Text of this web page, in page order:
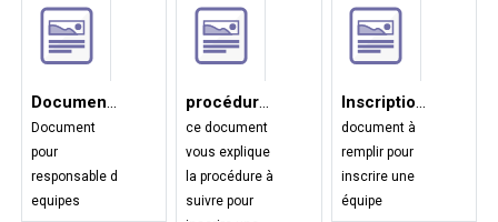
Document pour responsable d equipes
Document
pour
responsable d
equipes
procédure d'inscription
ce document
vous explique
la procédure à
suivre pour
Inscription équipe 2026-2027
document à
remplir pour
inscrire une
équipe